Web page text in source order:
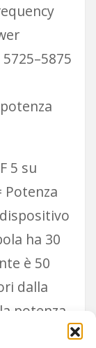
5 su
Potenza
ha 30
è 50
dalla
potenza